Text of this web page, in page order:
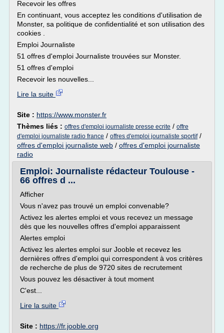
Recevoir les offres
En continuant, vous acceptez les conditions d'utilisation de
Monster, sa politique de confidentialité et son utilisation des
cookies .
Emploi Journaliste
51 offres d'emploi Journaliste trouvées sur Monster.
51 offres d'emploi
Recevoir les nouvelles...
Lire la suite
Site : https://www.monster.fr
Thèmes liés : offres d'emploi journaliste presse ecrite / offre
d'emploi journaliste radio france / offres d'emploi journaliste sportif/
offres d'emploi journaliste web / offres d'emploi journaliste
radio
Emploi: Journaliste rédacteur Toulouse -
66 offres d ...
Afficher
Vous n'avez pas trouvé un emploi convenable?
Activez les alertes emploi et vous recevez un message
dès que les nouvelles offres d'emploi apparaissent
Alertes emploi
Activez les alertes emploi sur Jooble et recevez les
dernières offres d'emploi qui correspondent à vos critères
de recherche de plus de 9720 sites de recrutement
Vous pouvez les désactiver à tout moment
C'est...
Lire la suite
Site : https://fr.jooble.org